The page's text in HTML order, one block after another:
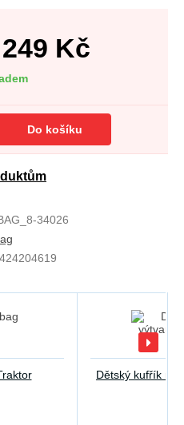
249 Kč
Do košíku
34026
Dětský kufřík na